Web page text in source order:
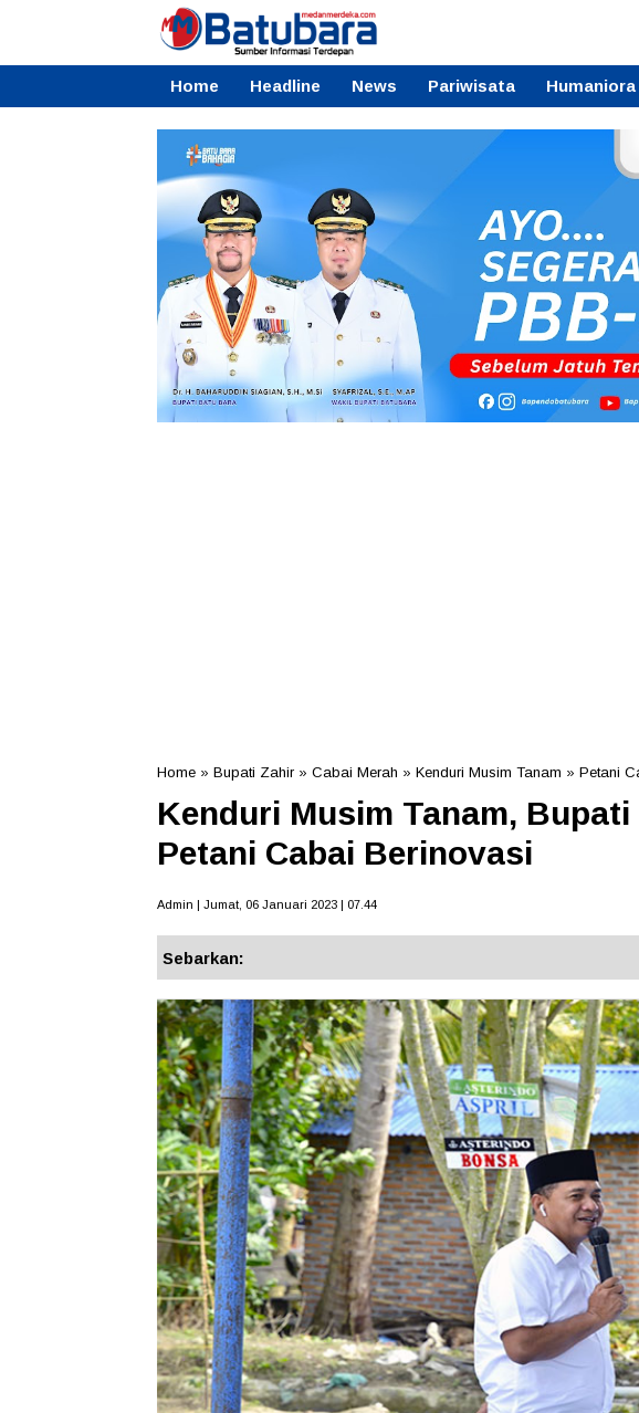
Home Headline News Pariwisata Humaniora
Home » Bupati Zahir » Cabai Merah » Kenduri Musim Tanam » Petani
Kenduri Musim Tanam,
Petani Cabai Berinovasi
Admin | Jumat, 06 Januari 2023 | 07.44
Sebarkan: